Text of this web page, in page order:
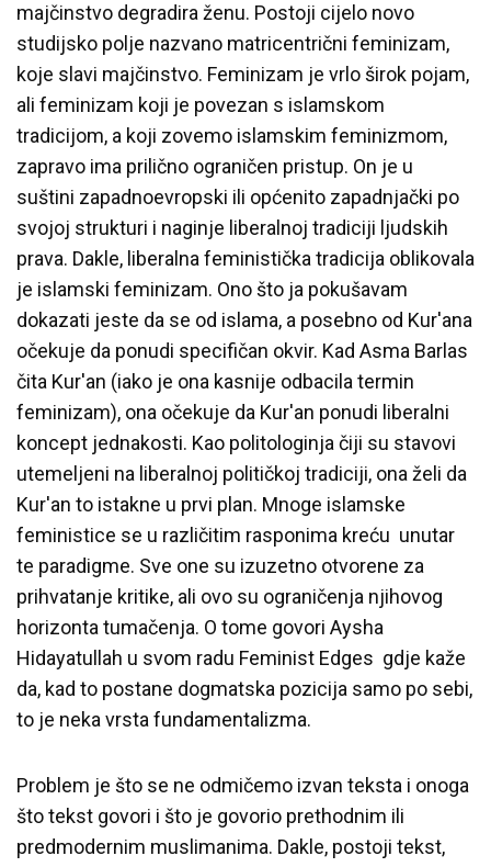
majčinstvo degradira ženu. Postoji cijelo novo
studijsko polje nazvano matricentrični feminizam,
koje slavi majčinstvo. Feminizam je vrlo širok pojam,
ali feminizam koji je povezan s islamskom
tradicijom, a koji zovemo islamskim feminizmom,
zapravo ima prilično ograničen pristup. On je u
suštini zapadnoevropski ili općenito zapadnjački po
svojoj strukturi i naginje liberalnoj tradiciji ljudskih
prava. Dakle, liberalna feministička tradicija oblikovala
je islamski feminizam. Ono što ja pokušavam
dokazati jeste da se od islama, a posebno od Kur'ana
očekuje da ponudi specifičan okvir. Kad Asma Barlas
čita Kur'an (iako je ona kasnije odbacila termin
feminizam), ona očekuje da Kur'an ponudi liberalni
koncept jednakosti. Kao politologinja čiji su stavovi
utemeljeni na liberalnoj političkoj tradiciji, ona želi da
Kur'an to istakne u prvi plan. Mnoge islamske
feministice se u različitim rasponima kreću unutar
te paradigme. Sve one su izuzetno otvorene za
prihvatanje kritike, ali ovo su ograničenja njihovog
horizonta tumačenja. O tome govori Aysha
Hidayatullah u svom radu Feminist Edges gdje kaže
da, kad to postane dogmatska pozicija samo po sebi,
to je neka vrsta fundamentalizma.
Problem je što se ne odmičemo izvan teksta i onoga
što tekst govori i što je govorio prethodnim ili
predmodernim muslimanima. Dakle, postoji tekst,